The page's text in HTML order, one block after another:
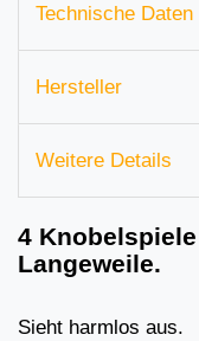
Technische Daten
Hersteller
Weitere Details
4
Langeweile.
Sieht harmlos aus.